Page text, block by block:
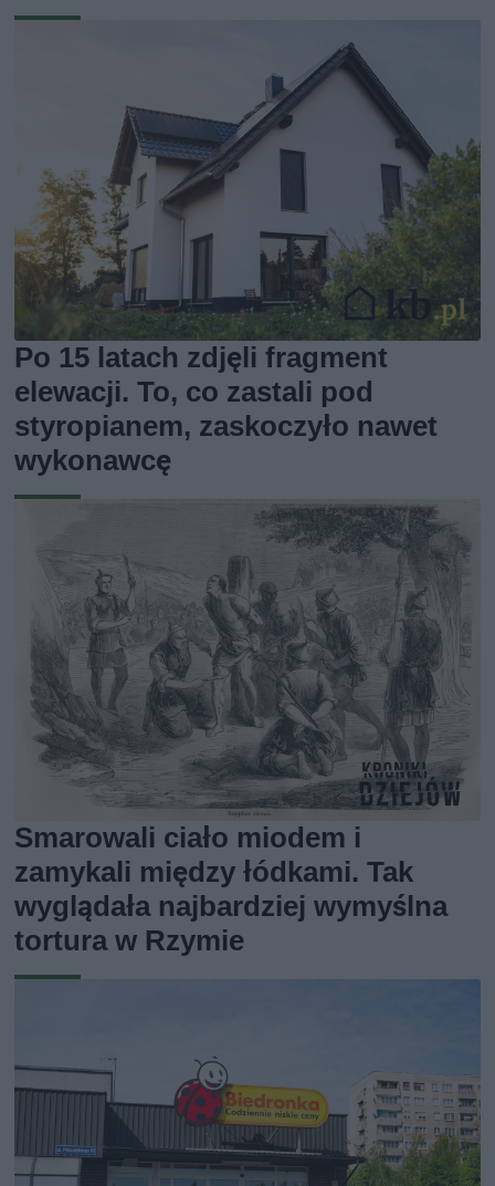
Po 15 latach zdjęli fragment
elewacji. To, co zastali pod
styropianem, zaskoczyło nawet
wykonawcę
Smarowali ciało miodem i
zamykali między łódkami. Tak
wyglądała najbardziej wymyślna
tortura w Rzymie